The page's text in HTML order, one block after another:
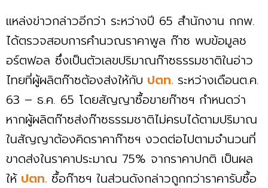
แหล่งข่าวกล่าวอีกว่า ระหว่างปี 65 สำนักงาน กกพ.
ได้ตรวจสอบการคำนวณราคาพูล ก๊าซ พบข้อมูลช
อร์ตฟอล ซึ่งเป็นตัวเลขปริมาณก๊าซธรรมชาติในอ่าว
ไทยที่ผู้ผลิตก๊าซต้องส่งให้กับ ปตท. ระหว่างเดือนต.ค.
63 – ธ.ค. 65 โดยสัญญาซื้อขายก๊าซฯ กำหนดว่า
หากผู้ผลิตก๊าซส่งก๊าซธรรมชาติไม่ครบได้ตามปริมาณ
ในสัญญาต้องคิดราคาก๊าซฯ งวดต่อไปตามจำนวนที่
ขาดส่งในราคาประมาณ 75% จากราคาปกติ เป็นผล
ให้ปตท. ซื้อก๊าซฯ ในส่วนดังกล่าวถูกกว่าราคารับซื้อ